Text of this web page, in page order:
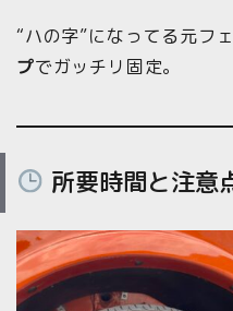
“ハの字”になってる元フ
プでガッチリ固定。
所要時間と注意